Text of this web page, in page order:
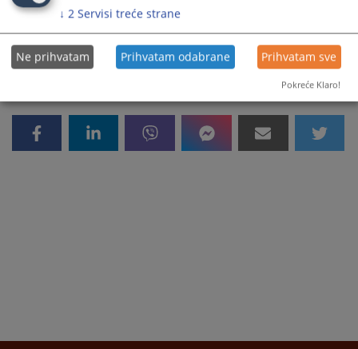
6699PREGLEDA
↓ 2 Servisi treće strane
Ne prihvatam Prihvatam odabrane Prihvatam sve
Pokreće Klaro!